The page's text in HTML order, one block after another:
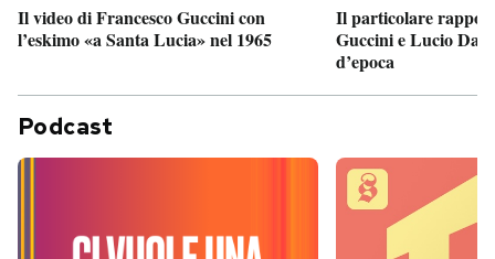
Il video di Francesco Guccini con
l’eskimo «a Santa Lucia» nel 1965
Il particolare
Guccini e Lucio
d’epoca
Podcast